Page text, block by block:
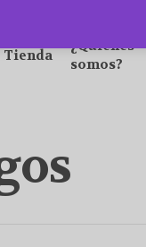
Tienda
¿Quiénes
somos?